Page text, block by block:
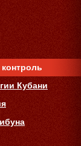
Кубани